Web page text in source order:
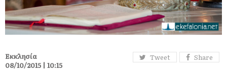
Tweet Share
Εκκλησία
08/10/2015 | 10:15